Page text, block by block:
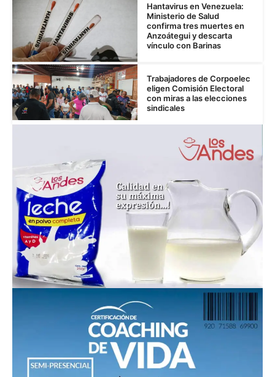
Hantavirus en Venezuela:
Ministerio de Salud
confirma tres muertes en
Anzoátegui y descarta
vínculo con Barinas
Trabajadores de Corpoelec
eligen Comisión Electoral
con miras a las elecciones
sindicales